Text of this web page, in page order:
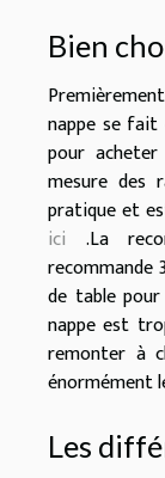
Bien
nappe se
pour
mesure des
pratique et
ici .La
recommande
de table
nappe est
remonter à
énormément
Les